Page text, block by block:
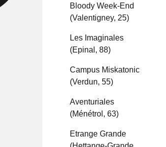
Bloody Week-End
(Valentigney, 25)
Les Imaginales
(Epinal, 88)
Campus Miskatonic
(Verdun, 55)
Aventuriales
(Ménétrol, 63)
Etrange Grande